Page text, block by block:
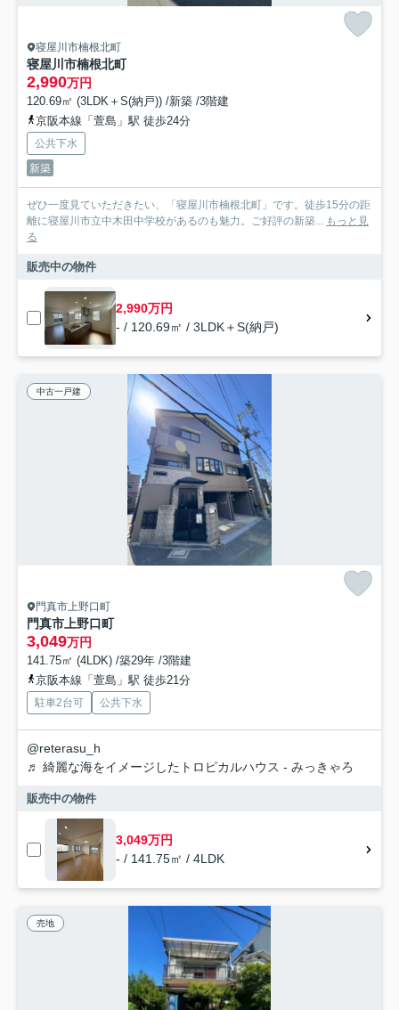
寝屋川市楠根北町
寝屋川市楠根北町
2,990万円
120.69㎡ (3LDK＋S(納戸)) /新築 /3階建
京阪本線「萱島」駅 徒歩24分
公共下水
新築
ぜひ一度見ていただきたい、「寝屋川市楠根北町」です。徒歩15分の距
離に寝屋川市立中木田中学校があるのも魅力。ご好評の新築... もっと見
る
販売中の物件
2,990万円
- / 120.69㎡ / 3LDK＋S(納戸)
中古一戸建
門真市上野口町
門真市上野口町
3,049万円
141.75㎡ (4LDK) /築29年 /3階建
京阪本線「萱島」駅 徒歩21分
駐車2台可 公共下水
@reterasu_h
♬ 綺麗な海をイメージしたトロピカルハウス - みっきゃろ
販売中の物件
3,049万円
- / 141.75㎡ / 4LDK
売地